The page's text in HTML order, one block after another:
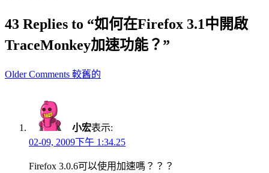
43 Replies to “如何在Firefox 3.1中開啟
TraceMonkey加速功能？”
Comment
Older Comments 較舊的
小宏表示:
02-09, 2009下午 1:34.25
Firefox 3.0.6可以使用加速嗎？？？